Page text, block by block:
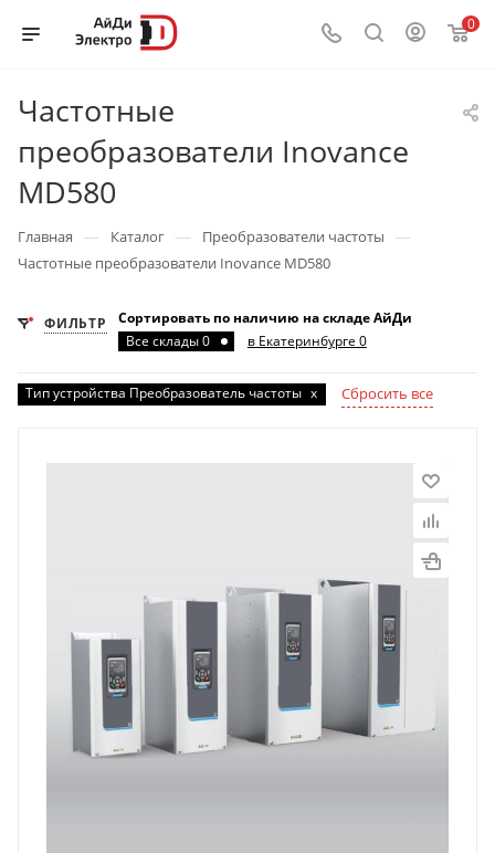
0
Частотные
преобразователи Inovance
MD580
Главная — Каталог — Преобразователи частоты —
Частотные преобразователи Inovance MD580
ФИЛЬТР
Сортировать по наличию на складе АйДи
Все склады 0
в Екатеринбурге 0
Тип устройства Преобразователь частоты x Сбросить все